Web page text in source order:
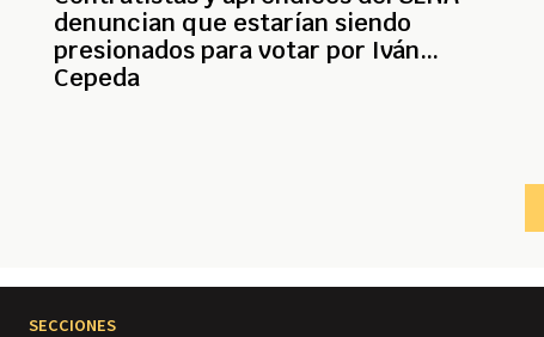
denuncian que estarían siendo
presionados para votar por Iván
Cepeda
SECCIONES